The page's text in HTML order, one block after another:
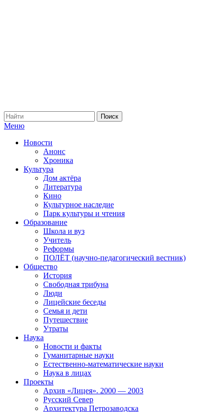
Меню
Новости
Анонс
Хроника
Культура
Дом актёра
Литература
Кино
Культурное наследие
Парк культуры и чтения
Образование
Школа и вуз
Учитель
Реформы
ПОЛЁТ (научно-педагогический вестник)
Общество
История
Свободная трибуна
Люди
Лицейские беседы
Семья и дети
Путешествие
Утраты
Наука
Новости и факты
Гуманитарные науки
Естественно-математические науки
Наука в лицах
Проекты
Архив «Лицея». 2000 — 2003
Русский Север
Архитектура Петрозаводска